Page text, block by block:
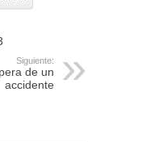
Siguiente:
de un
accidente